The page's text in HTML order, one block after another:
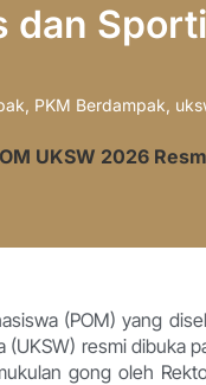
dan
, PKM Berdampak,
UKSW 2026
(POM) yang
(UKSW) resmi dibuka
gong oleh